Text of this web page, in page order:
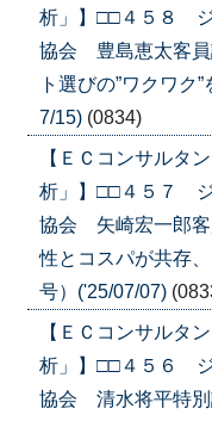
析」】□□４５８ ジ
協会 豊島恵太客
ト選びの”ワクワク
7/15) (0834)
【ＥＣコンサルタ
析」】□□４５７ ジ
協会 矢崎宏一郎
性とコスパが共存
号）('25/07/07)
【ＥＣコンサルタ
析」】□□４５６ ジ
協会 清水将平特